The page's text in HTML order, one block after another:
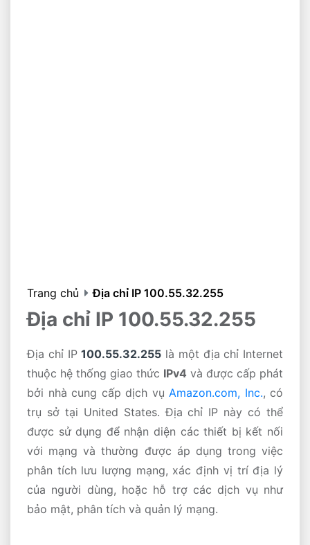
Trang chủ Địa chỉ IP 100.55.32.255
Địa chỉ IP 100.55.32.255
Địa chỉ IP100.55.32.255 là một địa chỉ Internet
thuộc hệ thống giao thức IPv4 và được cấp phát
bởi nhà cung cấp dịch vụ Amazon.com, Inc., có
trụ sở tại United States. Địa chỉ IP này có thể
được sử dụng để nhận diện các thiết bị kết nối
với mạng và thường được áp dụng trong việc
phân tích lưu lượng mạng, xác định vị trí địa lý
của người dùng, hoặc hỗ trợ các dịch vụ như
bảo mật, phân tích và quản lý mạng.